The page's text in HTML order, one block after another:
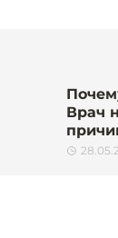
Врач